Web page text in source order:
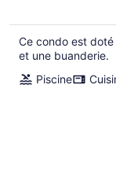
Ce condo est
et une buanderie.
Piscine